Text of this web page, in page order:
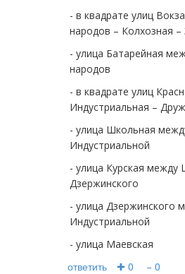
- в квадрате улиц
народов – Колхозная –
- улица Батарейная
народов
- в квадрате улиц
Индустриальная –
- улица Школьная
Индустриальной
- улица Курская между
Дзержинского
- улица Дзержинского
Индустриальной
- улица Маевская
ответить ✚ 0 − 0